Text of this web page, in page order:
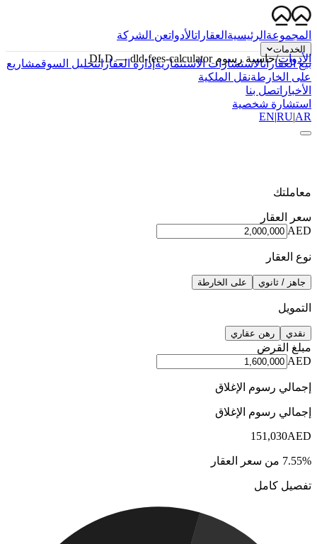
المجموعة الرئيسية العقاراتالأدواتعن الشركة
الخدمات
بيع العقاراتالاستشارات الاستثماريةإدارة العقاراتتحليل السوقمشاريع
على الخارطةنقل الملكية
الأخبار اتصل بنا
استشارة شخصية
EN|RU|AR
الأدوات/حاسبة رسوم DLD —dld-fees-calculator
معاملتك
سعر العقار
AED
نوع العقار
جاهز / ثانوي على الخارطة
التمويل
نقدي رهن عقاري
مبلغ القرض
AED
إجمالي رسوم الإغلاق
إجمالي رسوم الإغلاق
AED
151,030
7.55% من سعر العقار
تفصيل كامل